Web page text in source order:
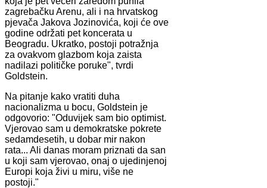
zagrebačku Arenu, ali i na hrvatskog
pjevača Jakova Jozinovića, koji će ove
godine održati pet koncerata u
Beogradu. Ukratko, postoji potražnja
za ovakvom glazbom koja zaista
nadilazi političke poruke", tvrdi
Goldstein.
Na pitanje kako vratiti duha
nacionalizma u bocu, Goldstein je
odgovorio: "Oduvijek sam bio optimist.
Vjerovao sam u demokratske pokrete
sedamdesetih, u dobar mir nakon
rata... Ali danas moram priznati da san
u koji sam vjerovao, onaj o ujedinjenoj
Europi koja živi u miru, više ne
postoji."